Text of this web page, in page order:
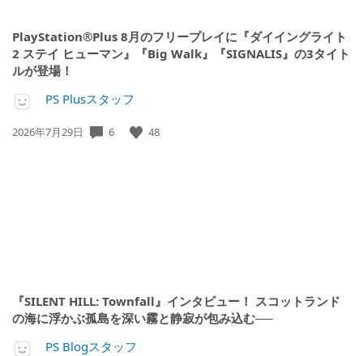
PlayStation®Plus 8月のフリープレイに『ダイイングライト
2 ステイ ヒューマン』『Big Walk』『SIGNALIS』の3タイト
ルが登場！
PS Plusスタッフ
公
2026年7月29日 6 48
『SILENT HILL: Townfall』インタビュー！ スコットランド
の海に浮かぶ孤島を深い霧と静寂が包み込む──
PS Blogスタッフ